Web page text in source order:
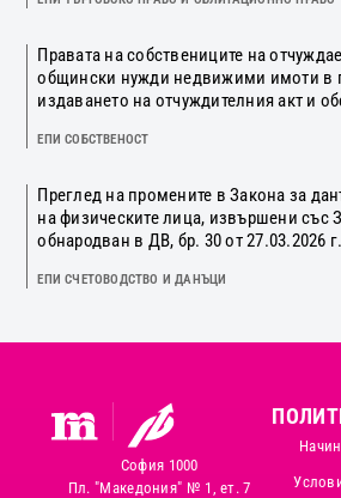
Правата на собствениците на
общински нужди недвижими имоти в
издаването на отчуждителния акт и
ЕПИ СОБСТВЕНОСТ
Преглед на промените в Закона за
на физическите лица, извършени със
обнародван в ДВ, бр. 30 от 27.03.2026 г.
ЕПИ СЧЕТОВОДСТВО И ДАНЪЦИ
София 1000
Пл. "Македония" № 1, ет. 7